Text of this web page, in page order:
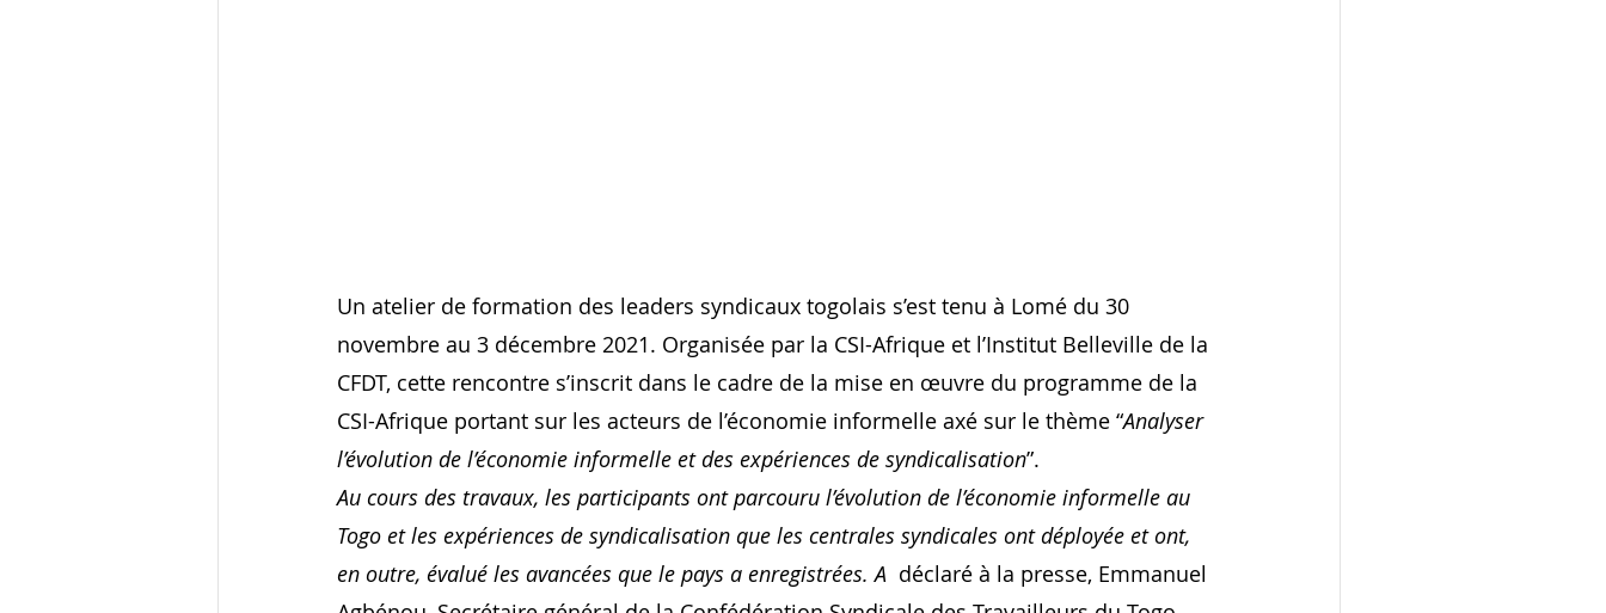
Un atelier de formation des leaders syndicaux togolais s’est tenu à Lomé du 30
novembre au 3 décembre 2021. Organisée par la CSI-Afrique et l’Institut Belleville de la
CFDT, cette rencontre s’inscrit dans le cadre de la mise en œuvre du programme de la
CSI-Afrique portant sur les acteurs de l’économie informelle axé sur le thème “Analyser
l’évolution de l’économie informelle et des expériences de syndicalisation”.
Au cours des travaux, les participants ont parcouru l’évolution de l’économie informelle au
Togo et les expériences de syndicalisation que les centrales syndicales ont déployée et ont,
en outre, évalué les avancées que le pays a enregistrées. A déclaré à la presse, Emmanuel